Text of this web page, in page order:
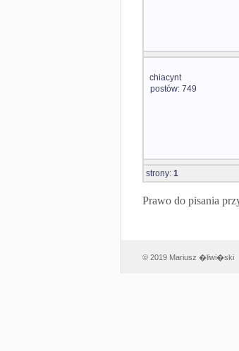
chiacynt
postów: 749
strony: 1
Prawo do pisania
© 2019 Mariusz